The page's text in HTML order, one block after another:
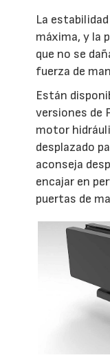
La
máxima, y la
que no se
fuerza de
Están
versiones de
motor
desplazado
aconseja
encajar en
puertas de